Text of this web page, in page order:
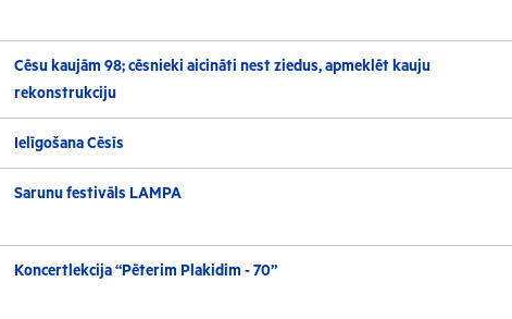
Cēsu kaujām 98; cēsnieki aicināti nest ziedus, apmeklēt kauju
rekonstrukciju
Ielīgošana Cēsīs
Sarunu festivāls LAMPA
Koncertlekcija “Pēterim Plakidim - 70”